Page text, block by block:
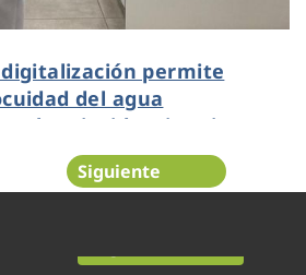
digitalización permite
del agua
incidencias sin
Siguiente